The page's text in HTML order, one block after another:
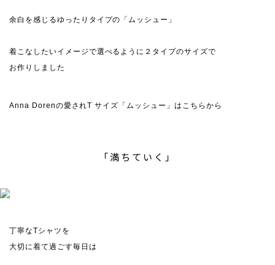
余白を感じるゆったりタイプの「ムッシュー」
着こなしたいイメージで選べるように２タイプのサイズで
お作りしました
Anna Dorenの愛されT サイズ「ムッシュー」はこちらから
「満ちていく」
丁寧なTシャツを
大切に着て過ごす毎日は